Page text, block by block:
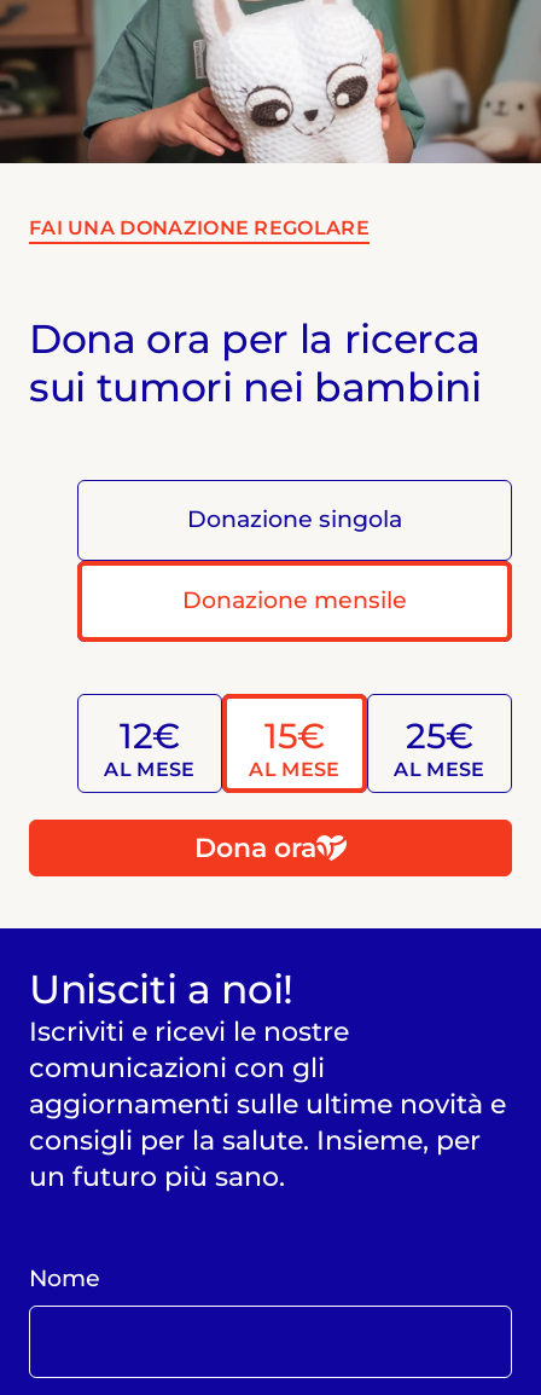
FAI UNA DONAZIONE REGOLARE
Dona ora per la ricerca
sui tumori nei bambini
Donazione singola
Donazione mensile
12€
AL MESE
15€
AL MESE
25€
AL MESE
Dona ora
Unisciti a noi!
Iscriviti e ricevi le nostre
comunicazioni con gli
aggiornamenti sulle ultime novità e
consigli per la salute. Insieme, per
un futuro più sano.
Nome